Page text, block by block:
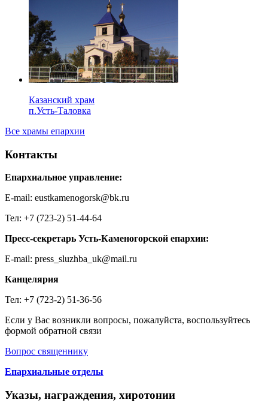
Казанский храм
п.Усть-Таловка
Все храмы епархии
Контакты
Епархиальное управление:
E-mail: eustkamenogorsk@bk.ru
Тел: +7 (723-2) 51-44-64
Пресс-секретарь Усть-Каменогорской епархии:
E-mail: press_sluzhba_uk@mail.ru
Канцелярия
Тел: +7 (723-2) 51-36-56
Если у Вас возникли вопросы, пожалуйста, воспользуйтесь
формой обратной связи
Вопрос священнику
Епархиальные отделы
Указы, награждения, хиротонии